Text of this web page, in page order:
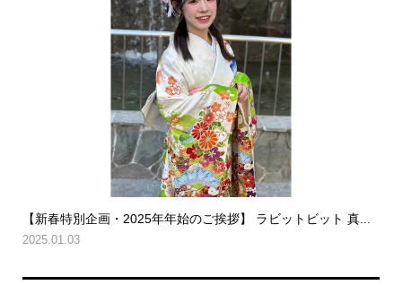
【新春特別企画・2025年年始のご挨拶】 ラビットビット 真...
2025.01.03